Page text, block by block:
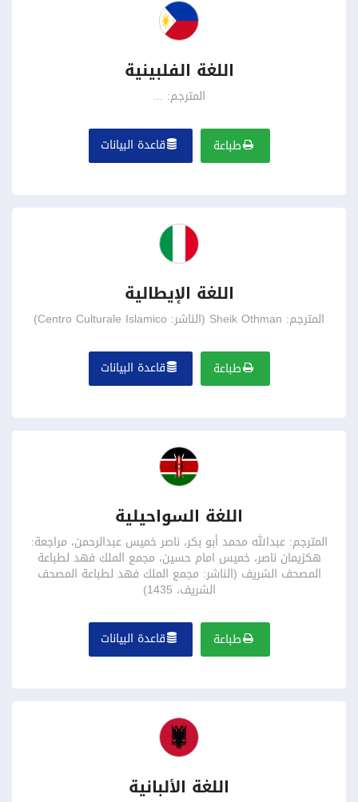
اللغة الفلبينية
المترجم: ...
طباعة قاعدة البيانات
اللغة الإيطالية
المترجم: Sheik Othman (الناشر: Centro Culturale Islamico)
طباعة قاعدة البيانات
اللغة السواحيلية
المترجم: عبدالله محمد أبو بكر، ناصر خميس عبدالرحمن، مراجعة:
هكزيمان ناصر، خميس امام حسين، مجمع الملك فهد لطباعة
المصحف الشريف (الناشر: مجمع الملك فهد لطباعة المصحف
الشريف، 1435)
طباعة قاعدة البيانات
اللغة الألبانية